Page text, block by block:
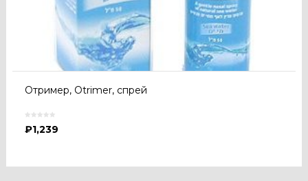
Отример, Otrimer, спрей
₽1,239